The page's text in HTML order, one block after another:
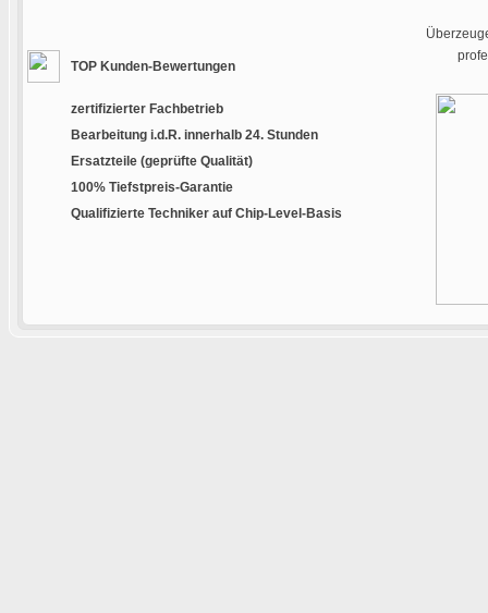
TOP Kunden-Bewertungen
zertifizierter Fachbetrieb
Bearbeitung i.d.R. innerhalb 24. Stunden
Ersatzteile (geprüfte Qualität)
100% Tiefstpreis-Garantie
Qualifizierte Techniker auf Chip-Level-Basis